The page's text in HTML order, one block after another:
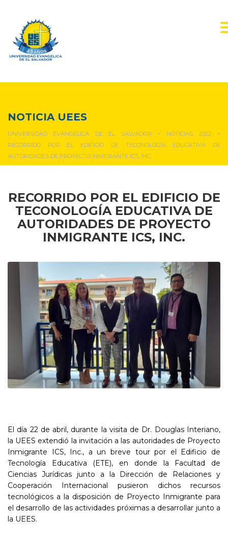
NOTICIA UEES
UNIVERSIDAD EVANGÉLICA DE EL SALVADOR > NOTICIAS 2022>
RECORRIDO POR EL EDIFICIO DE TECONOLOGÍA EDUCATIVA DE
AUTORIDADES DE PROYECTO INMIGRANTE ICS, INC.
RECORRIDO POR EL EDIFICIO DE
TECONOLOGÍA EDUCATIVA DE
AUTORIDADES DE PROYECTO
INMIGRANTE ICS, INC.
El día 22 de abril, durante la visita de Dr. Douglas Interiano,
la UEES extendió la invitación a las autoridades de Proyecto
Inmigrante ICS, Inc., a un breve tour por el Edificio de
Tecnología Educativa (ETE), en donde la Facultad de
Ciencias Jurídicas junto a la Dirección de Relaciones y
Cooperación Internacional pusieron dichos recursos
tecnológicos a la disposición de Proyecto Inmigrante para
el desarrollo de las actividades próximas a desarrollar junto a
la UEES.